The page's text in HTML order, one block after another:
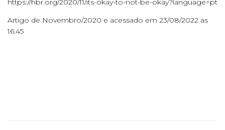
https://hbr.org/2020/11/its-okay-to-not-be-okay?language=pt
Artigo de Novembro/2020 e acessado em 23/08/2022 as
16:45